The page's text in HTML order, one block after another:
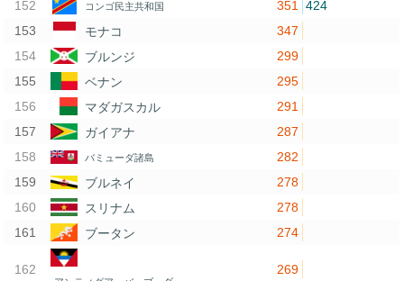
コンゴ民主共和国 351
424
モナコ
347
ブルンジ
299
ベナン
295
マダガスカル
291
ガイアナ
287
バミューダ諸島
282
ブルネイ
278
スリナム
278
ブータン
274
269